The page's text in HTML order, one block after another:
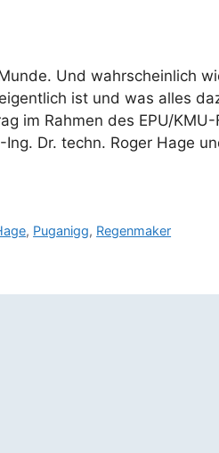
Und wahrscheinlich
ist und was alles
im Rahmen des EPU/
Dr. techn. Roger Hage
, Puganigg, Regenmaker